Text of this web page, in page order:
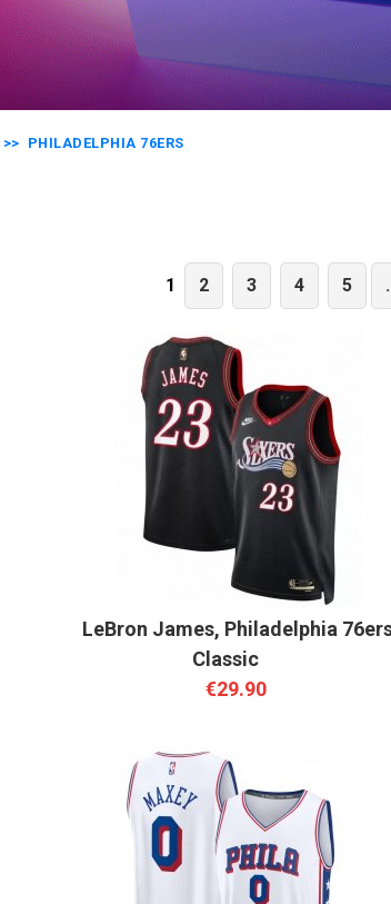
>> PHILADELPHIA 76ERS
1 2 3 4 5
LeBron James, Philadelphia
Classic
€29.90